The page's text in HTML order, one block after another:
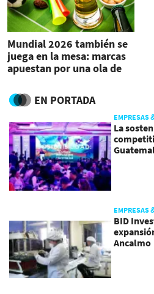
Mundial 2026 también se
juega en la mesa: marcas
apuestan por una ola de
EN PORTADA
EMPRESAS
La
EMPRESAS
BID
Ancalmo